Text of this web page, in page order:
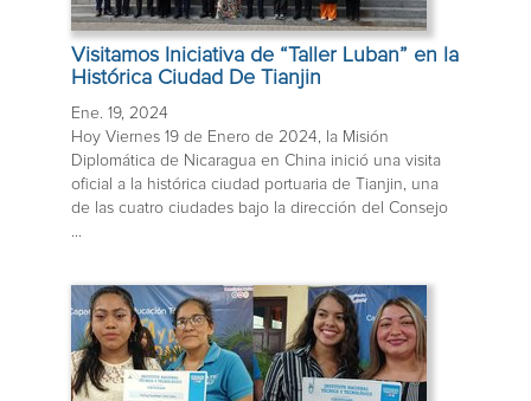
Visitamos Iniciativa de “Taller Luban” en la
Histórica Ciudad De Tianjin
Ene. 19, 2024
Hoy Viernes 19 de Enero de 2024, la Misión
Diplomática de Nicaragua en China inició una visita
oficial a la histórica ciudad portuaria de Tianjin, una
de las cuatro ciudades bajo la dirección del Consejo
...